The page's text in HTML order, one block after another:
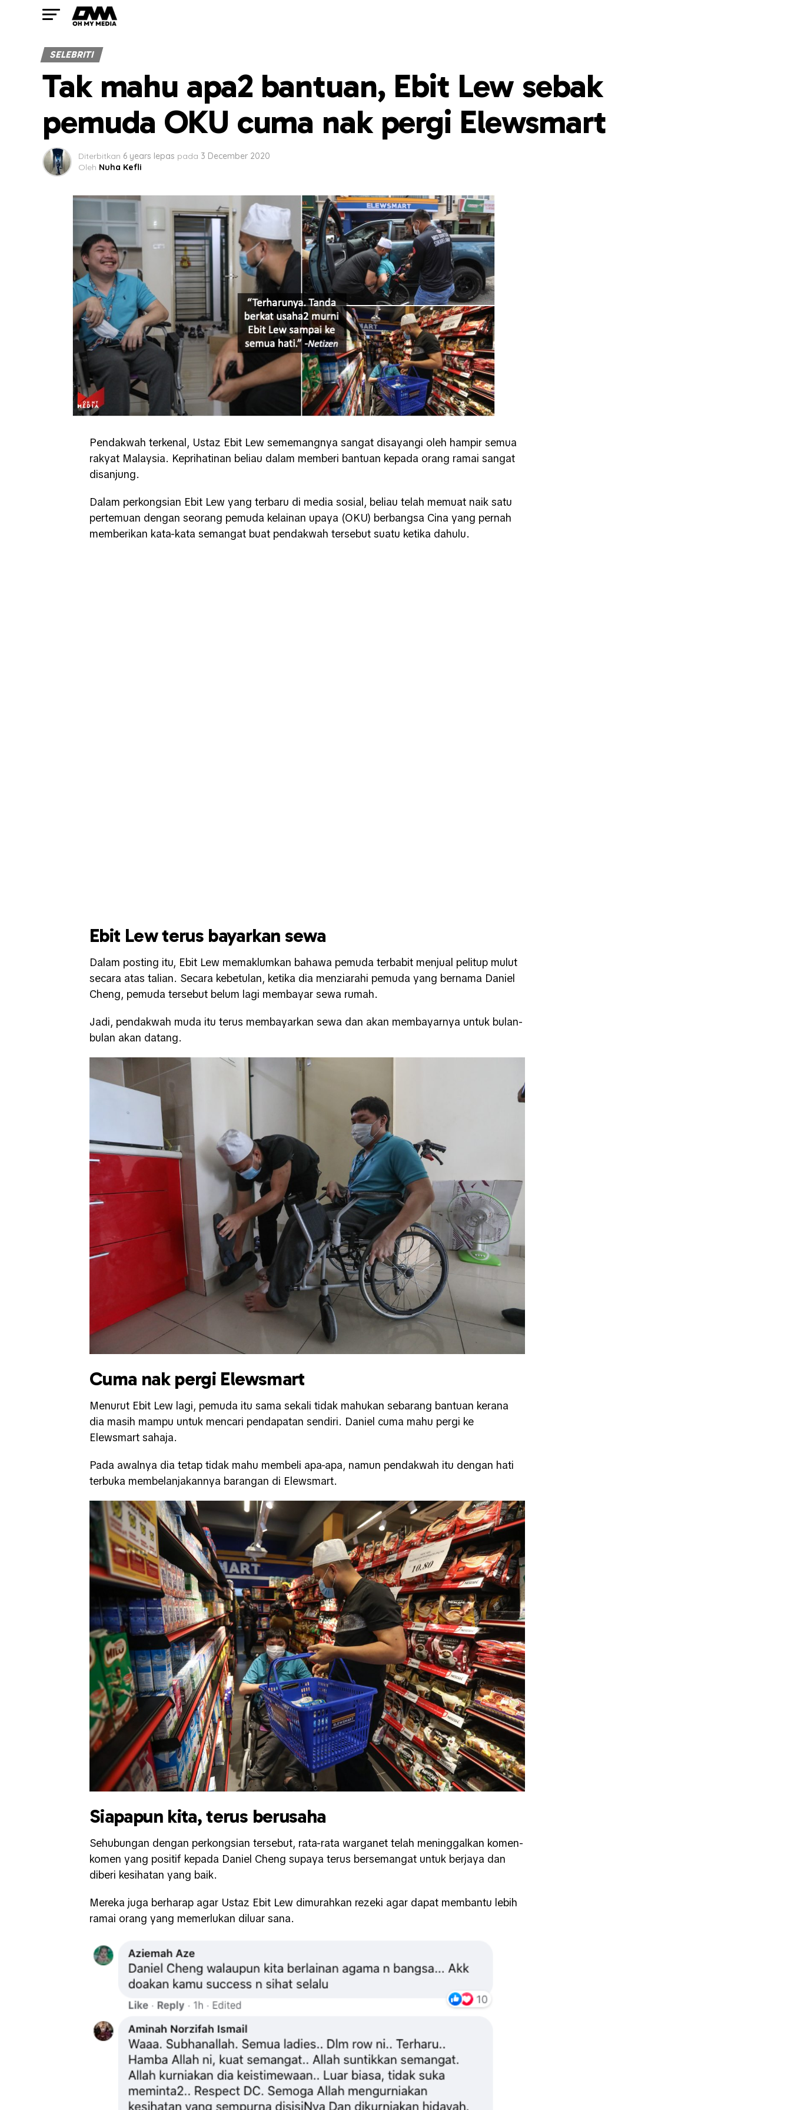
SELEBRITI
Tak mahu apa2 bantuan, Ebit Lew sebak
pemuda OKU cuma nak pergi Elewsmart
Diterbitkan 6 years lepas pada 3 December 2020
Oleh Nuha Kefli
Pendakwah terkenal, Ustaz Ebit Lew sememangnya sangat disayangi oleh hampir semua
rakyat Malaysia. Keprihatinan beliau dalam memberi bantuan kepada orang ramai sangat
disanjung.
Dalam perkongsian Ebit Lew yang terbaru di media sosial, beliau telah memuat naik satu
pertemuan dengan seorang pemuda kelainan upaya (OKU) berbangsa Cina yang pernah
memberikan kata-kata semangat buat pendakwah tersebut suatu ketika dahulu.
Ebit Lew terus bayarkan sewa
Dalam posting itu, Ebit Lew memaklumkan bahawa pemuda terbabit menjual pelitup mulut
secara atas talian. Secara kebetulan, ketika dia menziarahi pemuda yang bernama Daniel
Cheng, pemuda tersebut belum lagi membayar sewa rumah.
Jadi, pendakwah muda itu terus membayarkan sewa dan akan membayarnya untuk bulan-
bulan akan datang.
Cuma nak pergi Elewsmart
Menurut Ebit Lew lagi, pemuda itu sama sekali tidak mahukan sebarang bantuan kerana
dia masih mampu untuk mencari pendapatan sendiri. Daniel cuma mahu pergi ke
Elewsmart sahaja.
Pada awalnya dia tetap tidak mahu membeli apa-apa, namun pendakwah itu dengan hati
terbuka membelanjakannya barangan di Elewsmart.
Siapapun kita, terus berusaha
Sehubungan dengan perkongsian tersebut, rata-rata warganet telah meninggalkan komen-
komen yang positif kepada Daniel Cheng supaya terus bersemangat untuk berjaya dan
diberi kesihatan yang baik.
Mereka juga berharap agar Ustaz Ebit Lew dimurahkan rezeki agar dapat membantu lebih
ramai orang yang memerlukan diluar sana.